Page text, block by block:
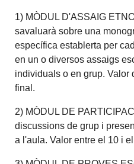
1) MÒDUL D'ASSAIG
savaluarà sobre una
específica establerta per
en un o diversos assaigs
individuals o en grup. Valor
final.
2) MÒDUL DE
discussions de grup i
a l'aula. Valor entre el 10 i